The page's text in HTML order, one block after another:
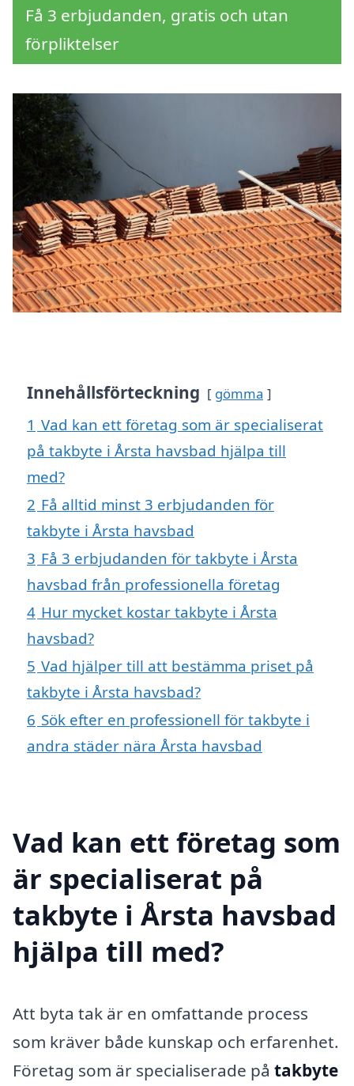
Få 3 erbjudanden, gratis och utan
förpliktelser
Innehållsförteckning gömma
1 Vad kan ett företag som är specialiserat
på takbyte i Årsta havsbad hjälpa till
med?
2 Få alltid minst 3 erbjudanden för
takbyte i Årsta havsbad
3 Få 3 erbjudanden för takbyte i Årsta
havsbad från professionella företag
4 Hur mycket kostar takbyte i Årsta
havsbad?
5 Vad hjälper till att bestämma priset på
takbyte i Årsta havsbad?
6 Sök efter en professionell för takbyte i
andra städer nära Årsta havsbad
Vad kan ett företag som
är specialiserat på
takbyte i Årsta havsbad
hjälpa till med?
Att byta tak är en omfattande process
som kräver både kunskap och erfarenhet.
Företag som är specialiserade på takbyte